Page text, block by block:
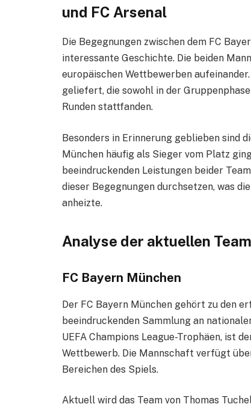
und FC Arsenal
Die Begegnungen zwischen dem FC
interessante Geschichte. Die beiden
europäischen Wettbewerben
geliefert, die sowohl in der
Runden stattfanden.
Besonders in Erinnerung geblieben sind
München häufig als Sieger vom Platz
beeindruckenden Leistungen beider
dieser Begegnungen durchsetzen, was
anheizte.
Analyse der aktuellen
FC Bayern München
Der FC Bayern München gehört zu den
beeindruckenden Sammlung an
UEFA Champions League-Trophäen, ist
Wettbewerb. Die Mannschaft verfügt
Bereichen des Spiels.
Aktuell wird das Team von Thomas